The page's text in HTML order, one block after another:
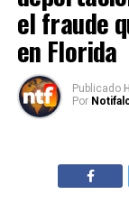
el fraude
en Florida
Publicado
Por